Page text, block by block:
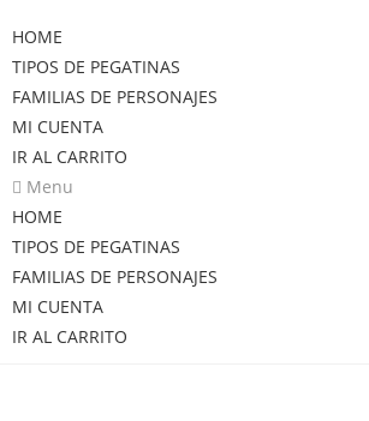
HOME
TIPOS DE PEGATINAS
FAMILIAS DE PERSONAJES
MI CUENTA
IR AL CARRITO
Menu
HOME
TIPOS DE PEGATINAS
FAMILIAS DE PERSONAJES
MI CUENTA
IR AL CARRITO